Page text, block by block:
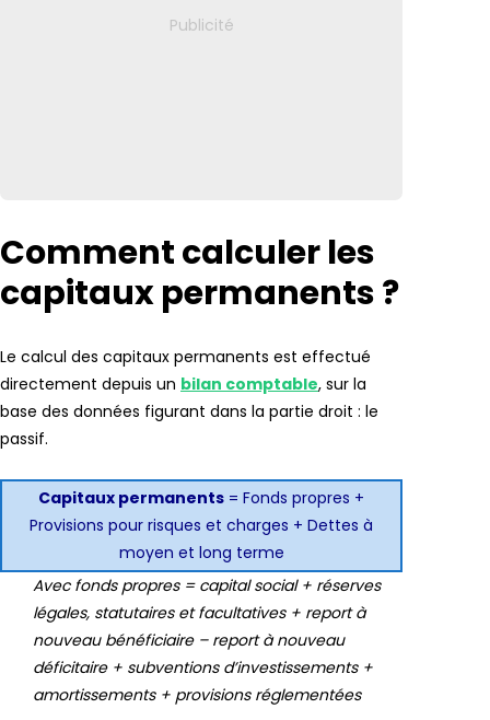
Comment calculer les
capitaux permanents ?
Le calcul des capitaux permanents est effectué
directement depuis un bilan comptable, sur la
base des données figurant dans la partie droit : le
passif.
Capitaux permanents = Fonds propres +
Provisions pour risques et charges + Dettes à
moyen et long terme
Avec fonds propres = capital social + réserves
légales, statutaires et facultatives + report à
nouveau bénéficiaire – report à nouveau
déficitaire + subventions d’investissements +
amortissements + provisions réglementées